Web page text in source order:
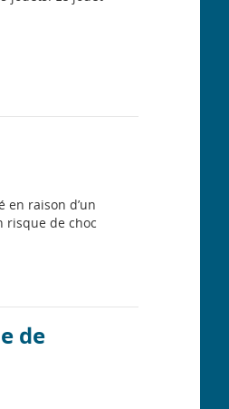
en raison d’un
risque de choc
de